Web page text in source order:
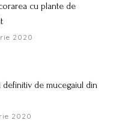
cu plante de
2020
definitiv de mucegaiul din
2020